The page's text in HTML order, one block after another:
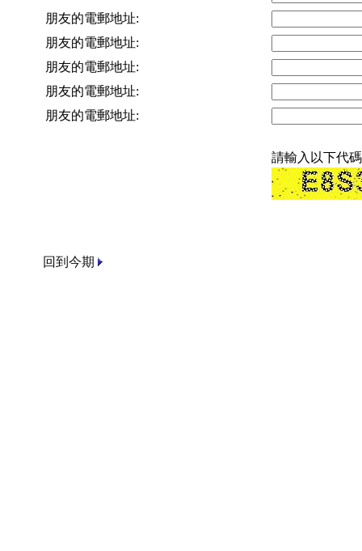
朋友的電郵地址:
朋友的電郵地址:
朋友的電郵地址:
朋友的電郵地址:
朋友的電郵地址:
請輸入以下代碼
回到今期